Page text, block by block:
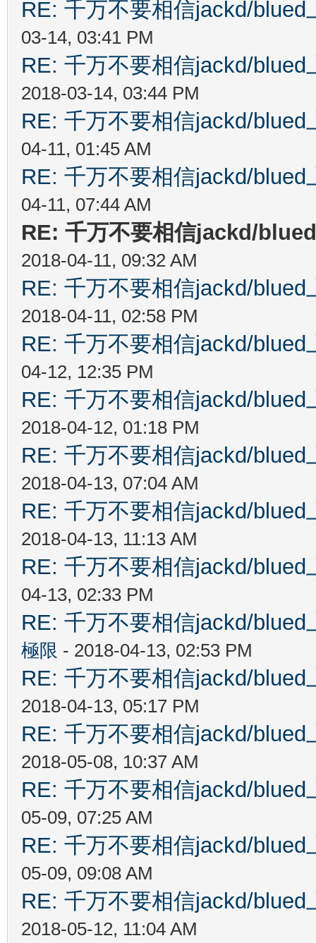
RE: 千万不要相信jackd/
03-14, 03:41 PM
RE: 千万不要相信jackd/
2018-03-14, 03:44 PM
RE: 千万不要相信jackd/
04-11, 01:45 AM
RE: 千万不要相信jackd/
04-11, 07:44 AM
RE: 千万不要相信jackd/
2018-04-11, 09:32 AM
RE: 千万不要相信jackd/
2018-04-11, 02:58 PM
RE: 千万不要相信jackd/
04-12, 12:35 PM
RE: 千万不要相信jackd/
2018-04-12, 01:18 PM
RE: 千万不要相信jackd/
2018-04-13, 07:04 AM
RE: 千万不要相信jackd/
2018-04-13, 11:13 AM
RE: 千万不要相信jackd/
04-13, 02:33 PM
RE: 千万不要相信jackd/
極限 - 2018-04-13, 02:53 PM
RE: 千万不要相信jackd/
2018-04-13, 05:17 PM
RE: 千万不要相信jackd/
2018-05-08, 10:37 AM
RE: 千万不要相信jackd/
05-09, 07:25 AM
RE: 千万不要相信jackd/
05-09, 09:08 AM
RE: 千万不要相信jackd/
2018-05-12, 11:04 AM